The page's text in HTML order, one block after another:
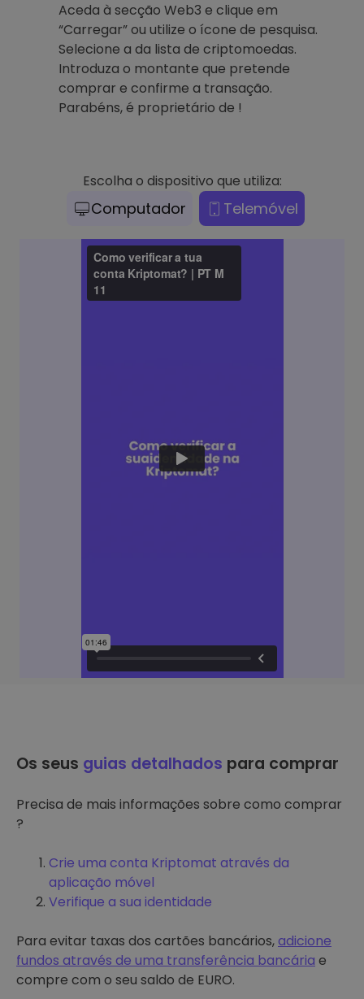
Aceda à secção Web3 e clique em
“Carregar” ou utilize o ícone de pesquisa.
Selecione a da lista de criptomoedas.
Introduza o montante que pretende
comprar e confirme a transação.
Parabéns, é proprietário de !
Escolha o dispositivo que utiliza:
Computador Telemóvel
Os seus guias detalhados para comprar
Precisa de mais informações sobre como comprar
?
Crie uma conta Kriptomat através da
aplicação móvel
Verifique a sua identidade
Para evitar taxas dos cartões bancários,adicione
fundos através de uma transferência bancária e
compre com o seu saldo de EURO.